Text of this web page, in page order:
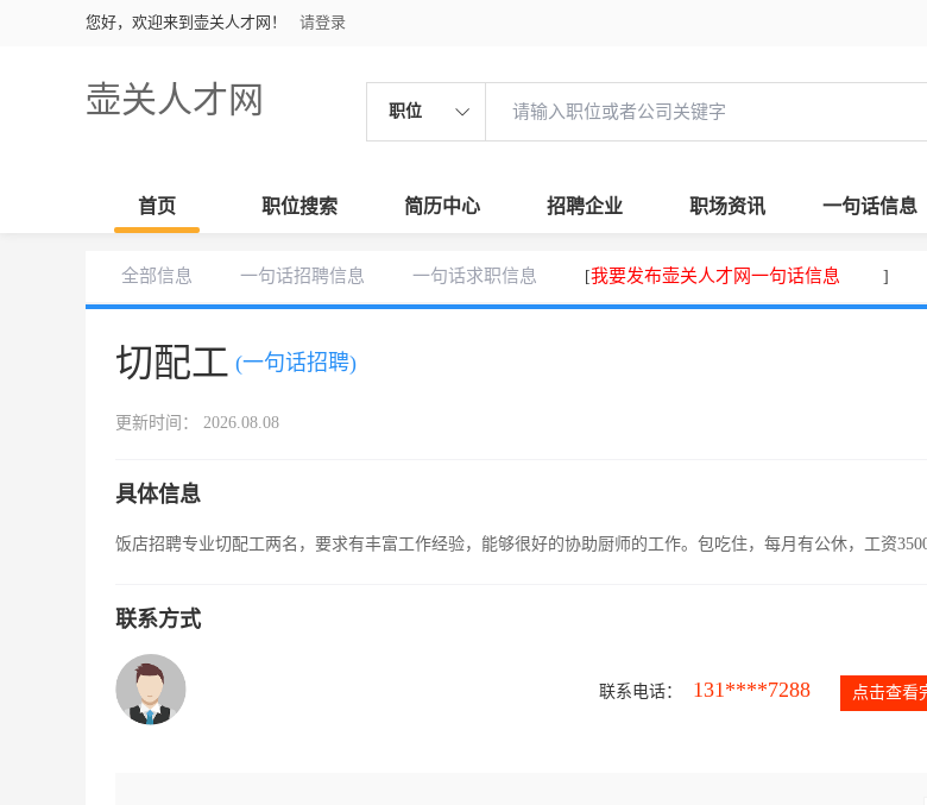
您好，欢迎来到壶关人才网！ 请登录
壶关人才网 职位
首页 职位搜索 简历中心 招聘企业 职场资讯 一句话信息
全部信息 一句话招聘信息 一句话求职信息 [我要发布壶关人才网一句话信息 ]
切配工 (一句话招聘)
更新时间： 2026.08.08
具体信息
饭店招聘专业切配工两名，要求有丰富工作经验，能够很好的协助厨师的工作。包吃住，每月有公休，工资
联系方式
联系电话： 131****7288 点击查看